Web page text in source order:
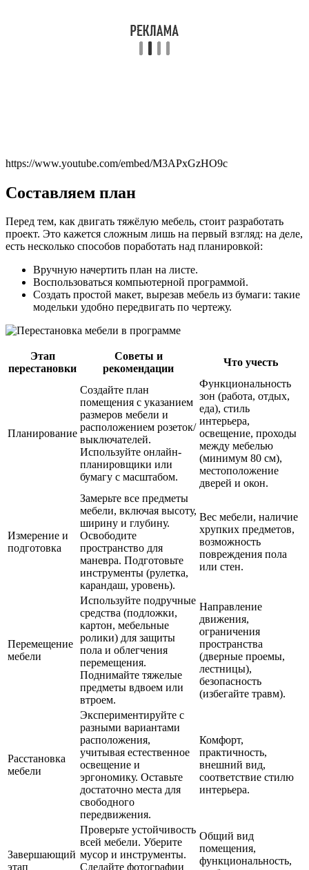
https://www.youtube.com/embed/M3APxGzHO9c
Составляем план
Перед тем, как двигать тяжёлую мебель, стоит разработать
проект. Это кажется сложным лишь на первый взгляд: на деле,
есть несколько способов поработать над планировкой:
Вручную начертить план на листе.
Воспользоваться компьютерной программой.
Создать простой макет, вырезав мебель из бумаги: такие
модельки удобно передвигать по чертежу.
Этап
перестановки
Советы и
рекомендации
Что учесть
Планирование
Создайте план
помещения с указанием
размеров мебели и
расположением розеток/
выключателей.
Используйте онлайн-
планировщики или
бумагу с масштабом.
Функциональность
зон (работа, отдых,
еда), стиль
интерьера,
освещение, проходы
между мебелью
(минимум 80 см),
местоположение
дверей и окон.
Измерение и
подготовка
Замерьте все предметы
мебели, включая высоту,
ширину и глубину.
Освободите
пространство для
маневра. Подготовьте
инструменты (рулетка,
карандаш, уровень).
Вес мебели, наличие
хрупких предметов,
возможность
повреждения пола
или стен.
Перемещение
мебели
Используйте подручные
средства (подложки,
картон, мебельные
ролики) для защиты
пола и облегчения
перемещения.
Поднимайте тяжелые
предметы вдвоем или
втроем.
Направление
движения,
ограничения
пространства
(дверные проемы,
лестницы),
безопасность
(избегайте травм).
Расстановка
мебели
Экспериментируйте с
разными вариантами
расположения,
учитывая естественное
освещение и
эргономику. Оставьте
достаточно места для
свободного
передвижения.
Комфорт,
практичность,
внешний вид,
соответствие стилю
интерьера.
Завершающий
этап
Проверьте устойчивость
всей мебели. Уберите
мусор и инструменты.
Сделайте фотографии
Общий вид
помещения,
функциональность,